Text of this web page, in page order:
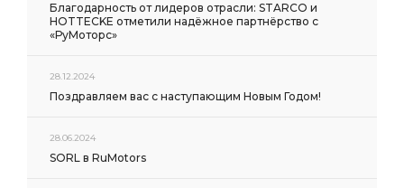
Благодарность от лидеров отрасли: STARCO и
HOTTECKE отметили надёжное партнёрство с
«РуМоторс»
28.12.2024
Поздравляем вас с наступающим Новым Годом!
28.06.2024
SORL в RuMotors